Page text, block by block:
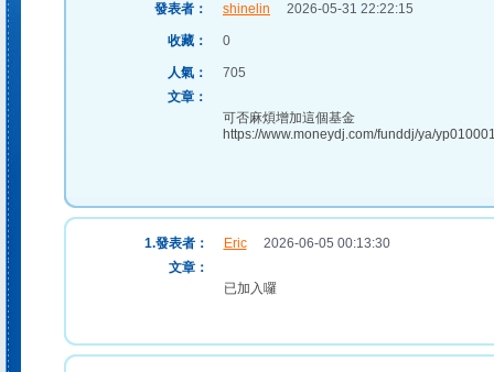
發表者： shinelin 2026-05-31 22:22:15
收藏： 0
人氣：
705
文章：
可否麻煩增加這個基金
https://www.moneydj.com/funddj/ya/
1.發表者： Eric2026-06-05 00:13:30
文章：
已加入囉